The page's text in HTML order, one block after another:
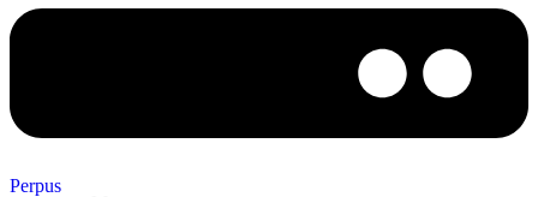
Perpus